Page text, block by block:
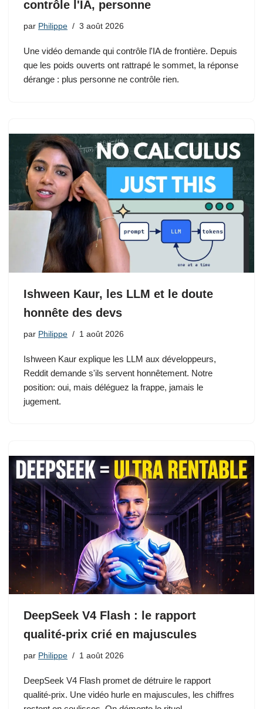
contrôle l'IA, personne
par Philippe 3 août 2026
Une vidéo demande qui contrôle l'IA de frontière. Depuis
que les poids ouverts ont rattrapé le sommet, la réponse
dérange : plus personne ne contrôle rien.
Ishween Kaur, les LLM et le doute
honnête des devs
par Philippe 1 août 2026
Ishween Kaur explique les LLM aux développeurs,
Reddit demande s'ils servent honnêtement. Notre
position: oui, mais déléguez la frappe, jamais le
jugement.
DeepSeek V4 Flash : le rapport
qualité-prix crié en majuscules
par Philippe 1 août 2026
DeepSeek V4 Flash promet de détruire le rapport
qualité-prix. Une vidéo hurle en majuscules, les chiffres